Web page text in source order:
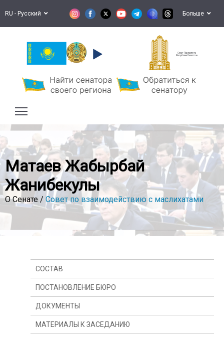
RU - Русский Больше
Сенат Парламента
Республики Казахстан
Матаев Жаңбырбай
Жанибекулы
О Сенате / Совет по взаимодействию с маслихатами
СОСТАВ
ПОСТАНОВЛЕНИЕ БЮРО
ДОКУМЕНТЫ
МАТЕРИАЛЫ К ЗАСЕДАНИЮ